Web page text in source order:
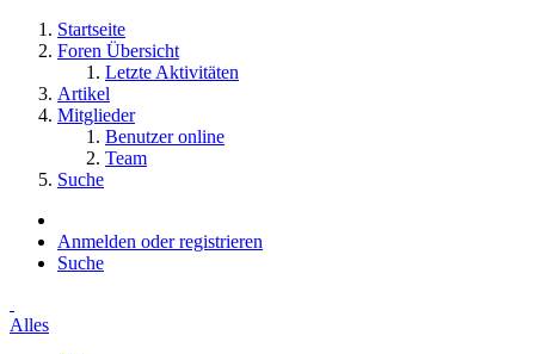
Startseite
Foren Übersicht
Letzte Aktivitäten
Artikel
Mitglieder
Benutzer online
Team
Suche
Anmelden oder registrieren
Suche
Alles